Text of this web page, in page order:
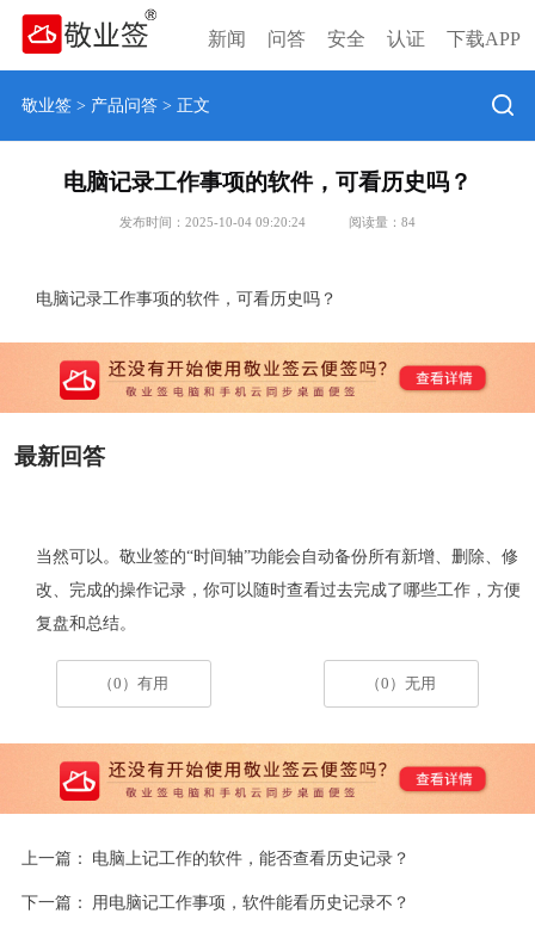
新闻 问答 安全 认证 下载APP
敬业签> 产品问答> 正文
电脑记录工作事项的软件，可看历史吗？
发布时间：2025-10-04 09:20:24 阅读量： 84
电脑记录工作事项的软件，可看历史吗？
最新回答
当然可以。敬业签的“时间轴”功能会自动备份所有新增、删除、修
改 、完成的操作记录，你可以随时查看过去完成了哪些工作，方便
复盘和总结。
（0）有用 （0）无用
上一篇： 电脑上记工作的软件，能否查看历史记录？
下一篇： 用电脑记工作事项，软件能看历史记录不？